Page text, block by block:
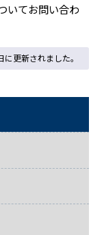
いてお問い合わ
更新されました。